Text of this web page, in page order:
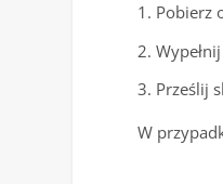
Pobierz
Prześlij
W